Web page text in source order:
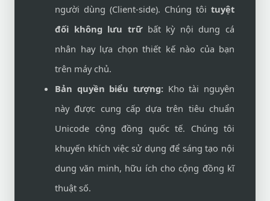
người dùng (Client-side). Chúng tôi tuyệt
đối không lưu trữbất kỳ nội dung cá
nhân hay lựa chọn thiết kế nào của bạn
trên máy chủ.
Bản quyền biểu tượng: Kho tài nguyên
này được cung cấp dựa trên tiêu chuẩn
Unicode cộng đồng quốc tế. Chúng tôi
khuyến khích việc sử dụng để sáng tạo nội
dung văn minh, hữu ích cho cộng đồng kĩ
thuật số.